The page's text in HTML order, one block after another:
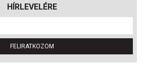
HÍRLEVELÉRE
FELIRATKOZOM